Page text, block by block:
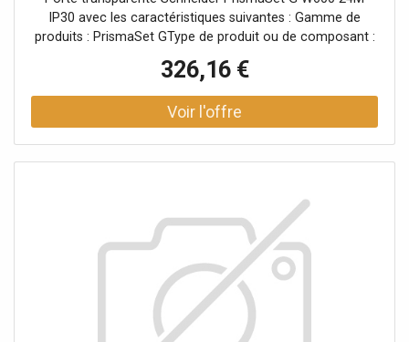
IP30 avec les caractéristiques suivantes : Gamme de
produits : PrismaSet GType de produit ou de composant :
GType de porte : TransparentCôté d'ouverture de la porte :
RéversibleNombre de serrures : 2Angle d'ouverture de la
porte : 130°.Nombre de modules verticaux (50 mm)
24Degré de protection : IP30Degré de protection : IK08
326,16 €